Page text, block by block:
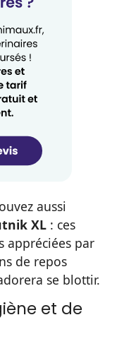
aussi
XL : ces
appréciées par
de repos
se blottir.
et de